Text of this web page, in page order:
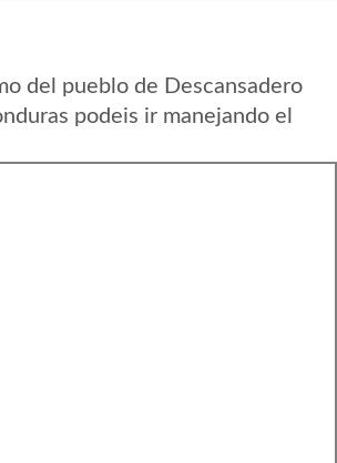
del pueblo de Descansadero
podeis ir manejando el